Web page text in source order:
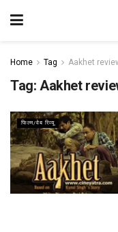
Home Tag Aakhet
Tag: Aakhet
फिल्म/वेब रिव्यू